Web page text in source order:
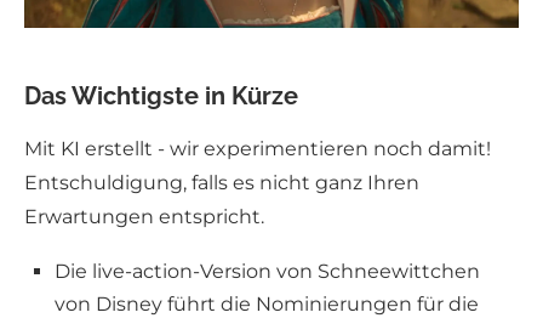
Das Wichtigste in Kürze
Mit KI erstellt - wir experimentieren noch damit!
Entschuldigung, falls es nicht ganz Ihren
Erwartungen entspricht.
Die live-action-Version von Schneewittchen
von Disney führt die Nominierungen für die